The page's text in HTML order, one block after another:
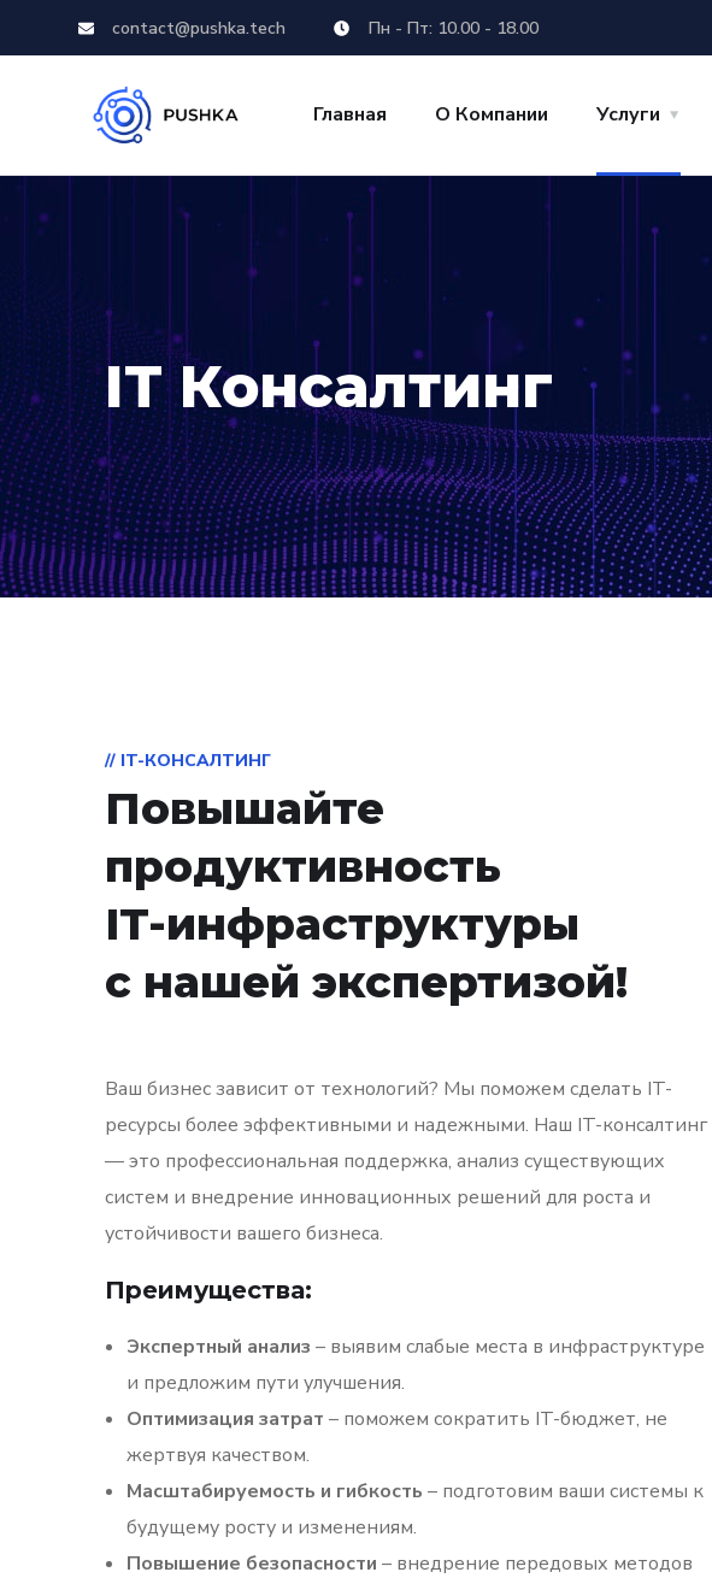
contact@pushka.tech Пн - Пт: 10.00 - 18.00
Главная О Компании Услуги
IT Консалтинг
// IT-КОНСАЛТИНГ
Повышайте
продуктивность
IT-инфраструктуры
с нашей экспертизой!
Ваш бизнес зависит от технологий? Мы поможем сделать IT-
ресурсы более эффективными и надежными. Наш IT-консалтинг
— это профессиональная поддержка, анализ существующих
систем и внедрение инновационных решений для роста и
устойчивости вашего бизнеса.
Преимущества:
Экспертный анализ – выявим слабые места в инфраструктуре
и предложим пути улучшения.
Оптимизация затрат – поможем сократить IT-бюджет, не
жертвуя качеством.
Масштабируемость и гибкость – подготовим ваши системы к
будущему росту и изменениям.
Повышение безопасности – внедрение передовых методов